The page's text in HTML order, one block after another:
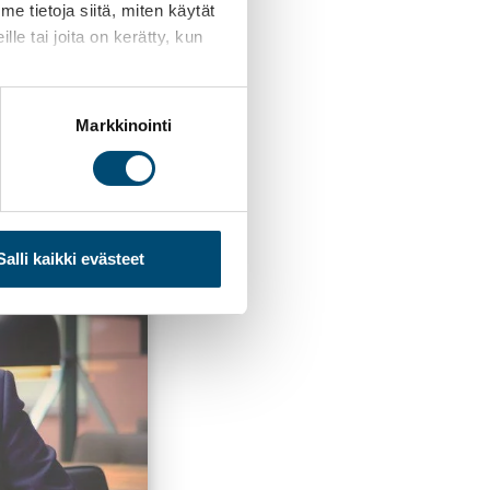
tietoja siitä, miten käytät
tai joita on kerätty, kun
Markkinointi
kaikki evästeet
pienempiä